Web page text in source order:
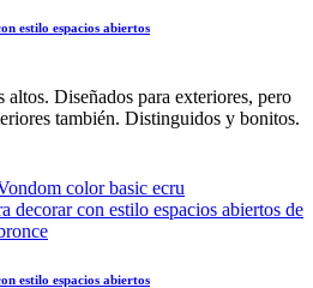
estilo espacios abiertos
Diseñados para exteriores, pero
también. Distinguidos y bonitos.
estilo espacios abiertos